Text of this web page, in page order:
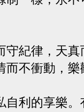
守紀律，天
而不衝動，
自利的享樂